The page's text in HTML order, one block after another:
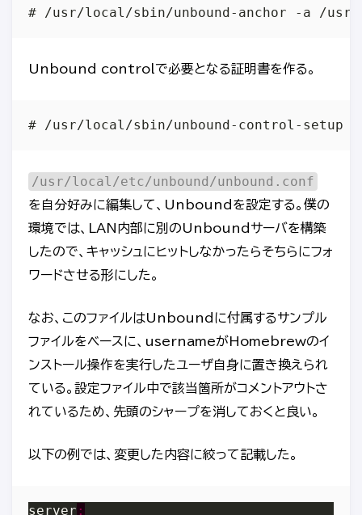
Unbound controlで必要となる証明書を作る。
/usr/local/etc/unbound/unbound.conf
を自分好みに編集して、Unboundを設定する。僕の
環境では、LAN内部に別のUnboundサーバを構築
したので、キャッシュにヒットしなかったらそちらにフォ
ワードさせる形にした。
なお、このファイルはUnboundに付属するサンプル
ファイルをベースに、usernameがHomebrewのイ
ンストール操作を実行したユーザ自身に置き換えられ
ている。設定ファイル中で該当箇所がコメントアウトさ
れているため、先頭のシャープを消しておくと良い。
以下の例では、変更した内容に絞って記載した。
server :